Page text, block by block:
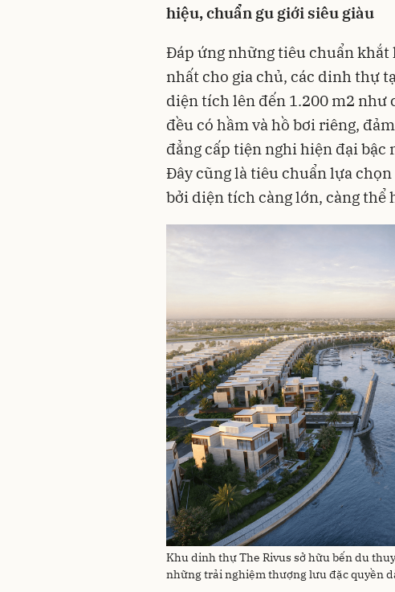
hiệu, chuẩn gu giới siêu giàu
Đáp ứng những tiêu chuẩn khắt
nhất cho gia chủ, các dinh thự
diện tích lên đến 1.200 m2 như
đều có hầm và hồ bơi riêng,
đẳng cấp tiện nghi hiện đại
Đây cũng là tiêu chuẩn lựa
bởi diện tích càng lớn, càng thể
Khu dinh thự The Rivus sở hữu bến du
những trải nghiệm thượng lưu đặc quyền